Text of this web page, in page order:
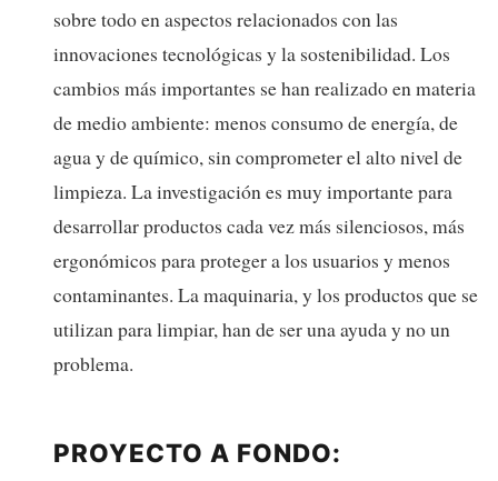
sobre todo en aspectos relacionados con las
innovaciones tecnológicas y la sostenibilidad. Los
cambios más importantes se han realizado en materia
de medio ambiente: menos consumo de energía, de
agua y de químico, sin comprometer el alto nivel de
limpieza. La investigación es muy importante para
desarrollar productos cada vez más silenciosos, más
ergonómicos para proteger a los usuarios y menos
contaminantes. La maquinaria, y los productos que se
utilizan para limpiar, han de ser una ayuda y no un
problema.
PROYECTO A FONDO: